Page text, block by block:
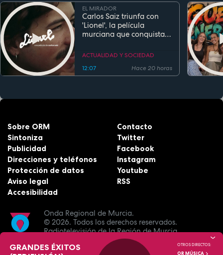
EL MIRADOR
Carlos Saiz triunfa con
'Lionel', la película
murciana que conquista
estreno
ACTUALIDAD Y SOCIEDAD
12:07
Hace 20 horas
Onda Regional de Murcia.
© 2026. Todos los derechos reservados.
Radiotelevisión de la Región de Murcia.
Sobre ORM
Sintoniza
Publicidad
Direcciones y teléfonos
Protección de datos
Aviso legal
Accesibilidad
Contacto
Twitter
Facebook
Instagram
Youtube
RSS
GRANDES ÉXITOS
OTROS DIRECTOS:
OR MÚSICA